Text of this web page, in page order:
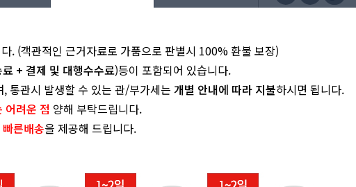
. (객관적인 근거자료로 가품으로 판별시 100% 환불 보장)
+ 결제 및 대행수수료)등이 포함되어 있습니다.
관시 발생할 수 있는 관/부가세는 개별 안내에 따라 지불하시면 됩니다.
어려운 점 양해 부탁드립니다.
빠른배송을 제공해 드립니다.